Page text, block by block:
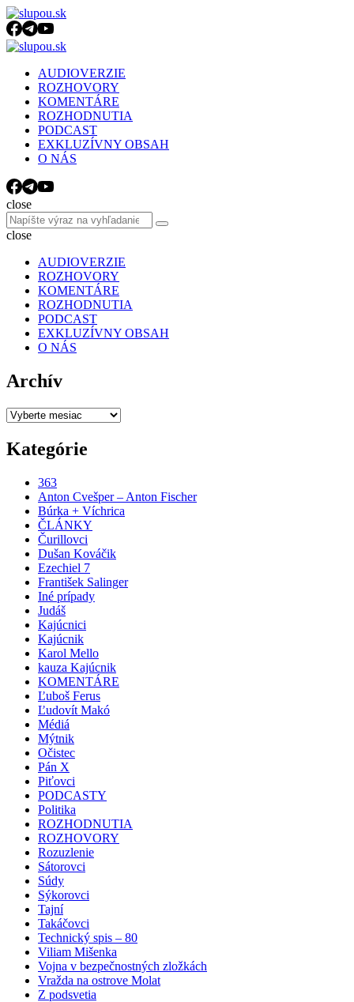
Menu
Search
Menu slupou.sk
AUDIOVERZIE
ROZHOVORY
KOMENTÁRE
ROZHODNUTIA
PODCAST
EXKLUZÍVNY OBSAH
O NÁS
Search
close
Search
for:
Search
close
AUDIOVERZIE
ROZHOVORY
KOMENTÁRE
ROZHODNUTIA
PODCAST
EXKLUZÍVNY OBSAH
O NÁS
Archív
Archív
Kategórie
363
Anton Cvešper – Anton Fischer
Búrka + Víchrica
ČLÁNKY
Čurillovci
Dušan Kováčik
Ezechiel 7
František Salinger
Iné prípady
Judáš
Kajúcnici
Kajúcnik
Karol Mello
kauza Kajúcnik
KOMENTÁRE
Ľuboš Ferus
Ľudovít Makó
Médiá
Mýtnik
Očistec
Pán X
Piťovci
PODCASTY
Politika
ROZHODNUTIA
ROZHOVORY
Rozuzlenie
Sátorovci
Súdy
Sýkorovci
Tajní
Takáčovci
Technický spis – 80
Viliam Mišenka
Vojna v bezpečnostných zložkách
Vražda na ostrove Molat
Z podsvetia